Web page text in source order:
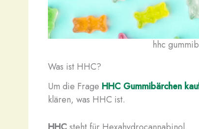
hhc
Was ist HHC?
Um die Frage HHC Gummibärchen
klären, was HHC ist.